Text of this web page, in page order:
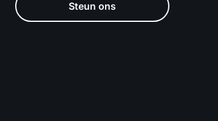
Steun ons